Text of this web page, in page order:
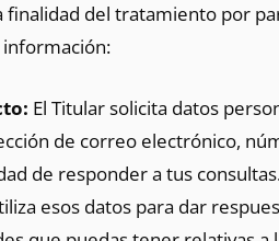
finalidad del tratamiento por
El Titular solicita datos
de correo electrónico,
de responder a tus
esos datos para dar